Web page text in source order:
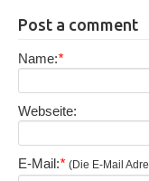
Post a comment
Name:*
Webseite:
E-Mail:* (Die E-Mail